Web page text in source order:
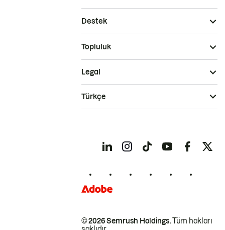
Destek
Topluluk
© 2026 Semrush Holdings.Tüm hakları
Legal
Türkçe